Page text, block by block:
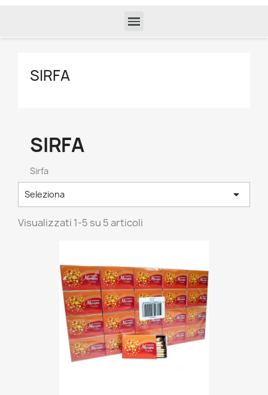
SIRFA
SIRFA
Sirfa
Seleziona 
Visualizzati 1-5 su 5 articoli